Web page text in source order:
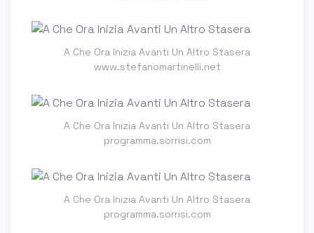
A Che Ora Inizia Avanti Un Altro Stasera
www.stefanomartinelli.net
A Che Ora Inizia Avanti Un Altro Stasera
programma.sorrisi.com
A Che Ora Inizia Avanti Un Altro Stasera
programma.sorrisi.com